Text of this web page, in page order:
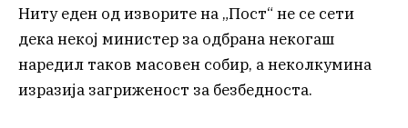
Ниту еден од изворите на „Пост“ не се сети
дека некој министер за одбрана некогаш
наредил таков масовен собир, а неколкумина
изразија загриженост за безбедноста.